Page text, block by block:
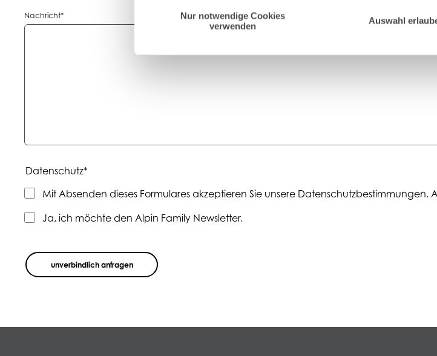
Nur notwendige Cookies
verwenden
Auswahl
Pflichtfeld
Nachricht*
Pflichtfeld
Datenschutz*
Mit Absenden dieses Formulares akzeptieren Sie unsere Datenschutzbestimmungen.
Ja, ich möchte den Alpin Family Newsletter.
unverbindlich anfragen